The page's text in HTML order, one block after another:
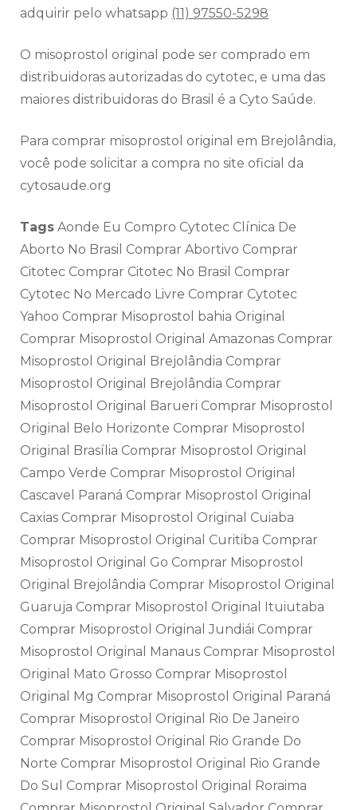
adquirir pelo whatsapp (11) 97550-5298
O misoprostol original pode ser comprado em
distribuidoras autorizadas do cytotec, e uma das
maiores distribuidoras do Brasil é a Cyto Saúde.
Para comprar misoprostol original em Brejolândia,
você pode solicitar a compra no site oficial da
cytosaude.org
Tags Aonde Eu Compro Cytotec Clínica De
Aborto No Brasil Comprar Abortivo Comprar
Citotec Comprar Citotec No Brasil Comprar
Cytotec No Mercado Livre Comprar Cytotec
Yahoo Comprar Misoprostol bahia Original
Comprar Misoprostol Original Amazonas Comprar
Misoprostol Original Brejolândia Comprar
Misoprostol Original Brejolândia Comprar
Misoprostol Original Barueri Comprar Misoprostol
Original Belo Horizonte Comprar Misoprostol
Original Brasília Comprar Misoprostol Original
Campo Verde Comprar Misoprostol Original
Cascavel Paraná Comprar Misoprostol Original
Caxias Comprar Misoprostol Original Cuiaba
Comprar Misoprostol Original Curitiba Comprar
Misoprostol Original Go Comprar Misoprostol
Original Brejolândia Comprar Misoprostol Original
Guaruja Comprar Misoprostol Original Ituiutaba
Comprar Misoprostol Original Jundiái Comprar
Misoprostol Original Manaus Comprar Misoprostol
Original Mato Grosso Comprar Misoprostol
Original Mg Comprar Misoprostol Original Paraná
Comprar Misoprostol Original Rio De Janeiro
Comprar Misoprostol Original Rio Grande Do
Norte Comprar Misoprostol Original Rio Grande
Do Sul Comprar Misoprostol Original Roraima